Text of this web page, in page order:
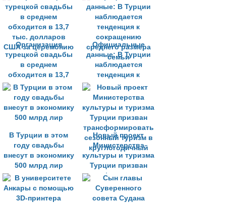
раз в турецком
Афьонкарахисаре
Организация
турецкой свадьбы
в среднем
обходится в 13,7
тыс. долларов
США за церемонию
Официальные
данные: В Турции
наблюдается
тенденция к
сокращению
среднего размера
семьи
В Турции в этом
году свадьбы
внесут в экономику
500 млрд лир
Новый проект
Министерства
культуры и туризма
Турции призван
трансформировать
сезонный туризм в
круглогодичный